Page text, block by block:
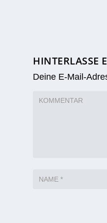
HINTERLASSE
Deine E-Mail-